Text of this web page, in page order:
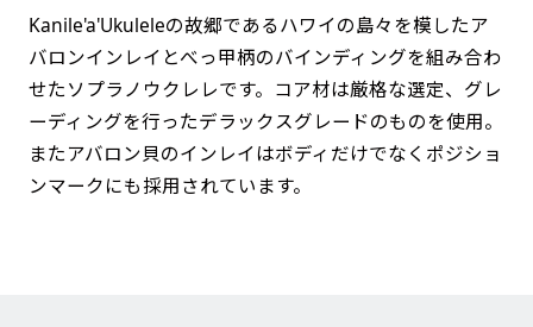
Kanile'a'Ukuleleの故郷であるハワイの島々を模したア
バロンインレイとべっ甲柄のバインディングを組み合わ
せたソプラノウクレレです。コア材は厳格な選定、グレ
ーディングを行ったデラックスグレードのものを使用。
またアバロン貝のインレイはボディだけでなくポジショ
ンマークにも採用されています。